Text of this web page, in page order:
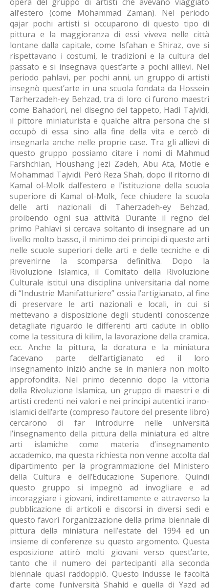
all’estero (come Mohammad Zaman). Nel periodo
qajar pochi artisti si occuparono di questo tipo di
pittura e la maggioranza di essi viveva nelle città
lontane dalla capitale, come Isfahan e Shiraz, ove si
rispettavano i costumi, le tradizioni e la cultura del
passato e si insegnava quest’arte a pochi allievi. Nel
periodo pahlavi, per pochi anni, un gruppo di artisti
insegnò quest’arte in una scuola fondata da Hossein
Tarherzadeh-ey Behzad, tra di loro ci furono maestri
come Bahadori, nel disegno del tappeto, Hadi Tajvidi,
il pittore miniaturista e qualche altra persona che si
occupò di essa sino alla fine della vita e cercò di
insegnarla anche nelle proprie case. Tra gli allievi di
questo gruppo possiamo citare i nomi di Mahmud
Farshchian, Houshang Jezi Zadeh, Abu Ata, Motie e
Mohammad Tajvidi. Però Reza Shah, dopo il ritorno di
Kamal ol-Molk dall’estero e l’istituzione della scuola
superiore di Kamal ol-Molk, fece chiudere la scuola
delle arti nazionali di Taherzadeh-ey Behzad,
proibendo ogni sua attività. Durante il regno del
primo Pahlavi si cercava soltanto di insegnare ad un
livello molto basso, il minimo dei principi di queste arti
nelle scuole superiori delle arti e delle tecniche e di
prevenirne la scomparsa definitiva. Dopo la
Rivoluzione Islamica, il Comitato della Rivoluzione
Culturale istituì una disciplina universitaria dal nome
di “Industrie Manifatturiere” ossia l’artigianato, al fine
di preservare le arti nazionali e locali, in cui si
mettevano a disposizione degli studenti conoscenze
detagliate riguardo le differenti arti cadute in oblìo
come la tessitura di kilim, la lavorazione della cramica,
ecc. Anche la pittura, la doratura e la miniatura
facevano parte dell’artigianato ed il loro
insegnamento iniziò anche se in maniera non molto
approfondita. Nel primo decennio dopo la vittoria
della Rivoluzione Islamica, un gruppo di maestri e di
artisti credenti nei valori e nei principi autentici irano-
islamici dell’arte (compreso l’autore del presente libro)
cercarono di far introdurre nelle università
l’insegnamento della pittura della miniatura ed altre
arti islamiche come materia d’insegnamento
accademico, ma questa richiesta non venne accolta dal
dipartimento per la programmazione del Ministero
della Cultura e dell’Educazione Superiore. Quindi
questo gruppo si impegnò ad invogliare e ad
incoraggiare i giovani, indirettamente e attraverso la
pubblicazione di articoli e discorsi in diversi sedi e
questo favorì l’organizzazione della prima biennale di
pittura della miniatura nell’estate del 1994 ed un
insieme di conferenze su questo argomento. Questa
esposizione attirò molti giovani verso quest’arte,
tanto che il numero dei partecipanti alla seconda
biennale quasi raddoppiò. Questo indusse le facoltà
d’arte come l’università Shahid e quella di Yazd ad